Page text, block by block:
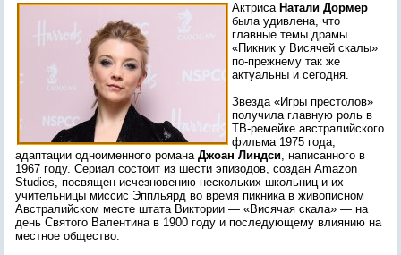
Актриса Натали Дормер
была удивлена, что
главные темы драмы
«Пикник у Висячей скалы»
по-прежнему так же
актуальны и сегодня.
Звезда «Игры престолов»
получила главную роль в
ТВ-ремейке австралийского
фильма 1975 года,
адаптации одноименного романа Джоан Линдси, написанного в
1967 году. Сериал состоит из шести эпизодов, создан Amazon
Studios, посвящен исчезновению нескольких школьниц и их
учительницы миссис Эппльярд во время пикника в живописном
Австралийском месте штата Виктории — «Висячая скала» — на
день Святого Валентина в 1900 году и последующему влиянию на
местное общество.